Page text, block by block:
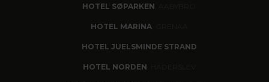
HOTEL SØPARKEN
HOTEL MARINA, GRENAA
HOTEL JUELSMINDE STRAND
HOTEL NORDEN